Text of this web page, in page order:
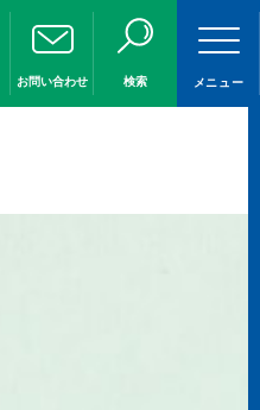
お問い合わせ 検索 メニュー